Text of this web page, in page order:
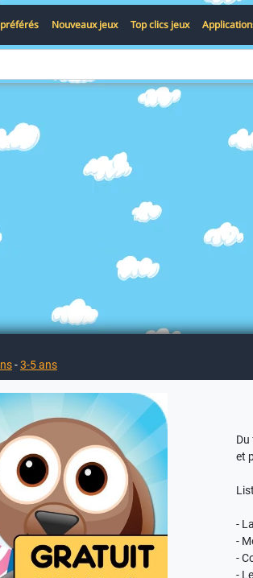
Nouveaux jeux Top clics jeux
-3-5 ans
et
-
-
-
-